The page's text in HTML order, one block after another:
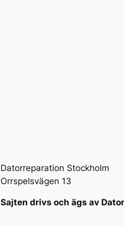
Datorreparation Stockholm
Orrspelsvägen 13
Sajten drivs och ägs av